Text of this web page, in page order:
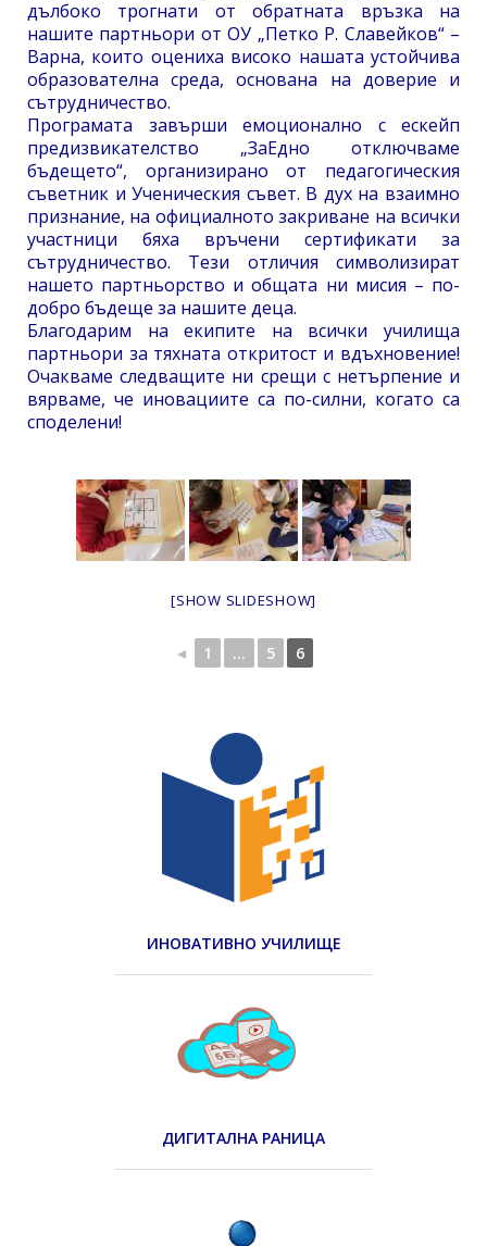
дълбоко трогнати от обратната връзка на
нашите партньори от ОУ „Петко Р. Славейков“ –
Варна, които оцениха високо нашата устойчива
образователна среда, основана на доверие и
сътрудничество.
Програмата завърши емоционално с ескейп
предизвикателство „ЗаЕдно отключваме
бъдещето“, организирано от педагогическия
съветник и Ученическия съвет. В дух на взаимно
признание, на официалното закриване на всички
участници бяха връчени сертификати за
сътрудничество. Тези отличия символизират
нашето партньорство и общата ни мисия – по-
добро бъдеще за нашите деца.
Благодарим на екипите на всички училища
партньори за тяхната откритост и вдъхновение!
Очакваме следващите ни срещи с нетърпение и
вярваме, че иновациите са по-силни, когато са
споделени!
[SHOW SLIDESHOW]
◄ 1 ... 5 6
ИНОВАТИВНО УЧИЛИЩЕ
ДИГИТАЛНА РАНИЦА